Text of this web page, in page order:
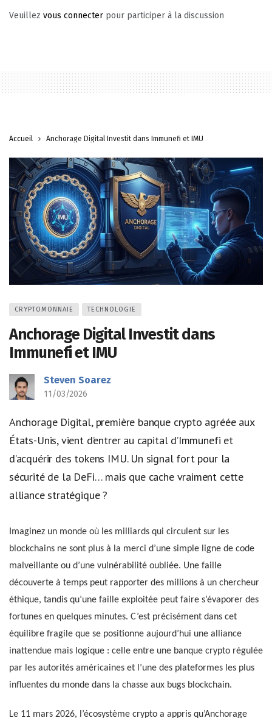
Veuillez vous connecter pour participer à la discussion
Accueil Anchorage Digital Investit dans Immunefi et IMU
CRYPTOMONNAIE TECHNOLOGIE
Anchorage Digital Investit dans
Immunefi et IMU
Steven Soarez
11/03/2026
Anchorage Digital, première banque crypto agréée aux
États-Unis, vient d’entrer au capital d’Immunefi et
d’acquérir des tokens IMU. Un signal fort pour la
sécurité de la DeFi… mais que cache vraiment cette
alliance stratégique ?
Imaginez un monde où les milliards qui circulent sur les
blockchains ne sont plus à la merci d’une simple ligne de code
malveillante ou d’une vulnérabilité oubliée. Une faille
découverte à temps peut rapporter des millions à un chercheur
éthique, tandis qu’une faille exploitée peut faire s’évaporer des
fortunes en quelques minutes. C’est précisément dans cet
équilibre fragile que se positionne aujourd’hui une alliance
inattendue mais logique : celle entre une banque crypto régulée
par les autorités américaines et l’une des plateformes les plus
influentes du monde dans la chasse aux bugs blockchain.
Le 11 mars 2026, l’écosystème crypto a appris qu’Anchorage